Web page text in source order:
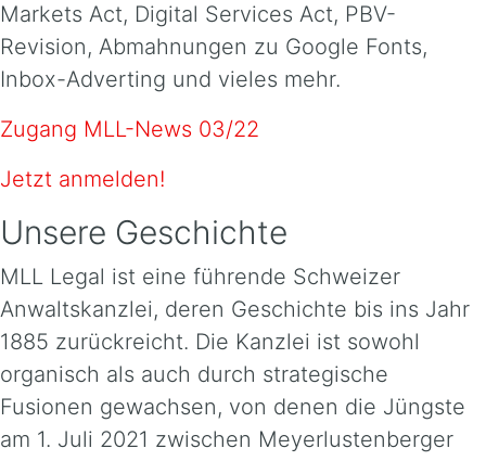
Markets Act, Digital Services Act, PBV-
Revision, Abmahnungen zu Google Fonts,
Inbox-Adverting und vieles mehr.
Zugang MLL-News 03/22
Jetzt anmelden!
Unsere Geschichte
MLL Legal ist eine führende Schweizer
Anwaltskanzlei, deren Geschichte bis ins Jahr
1885 zurückreicht. Die Kanzlei ist sowohl
organisch als auch durch strategische
Fusionen gewachsen, von denen die Jüngste
am 1. Juli 2021 zwischen Meyerlustenberger